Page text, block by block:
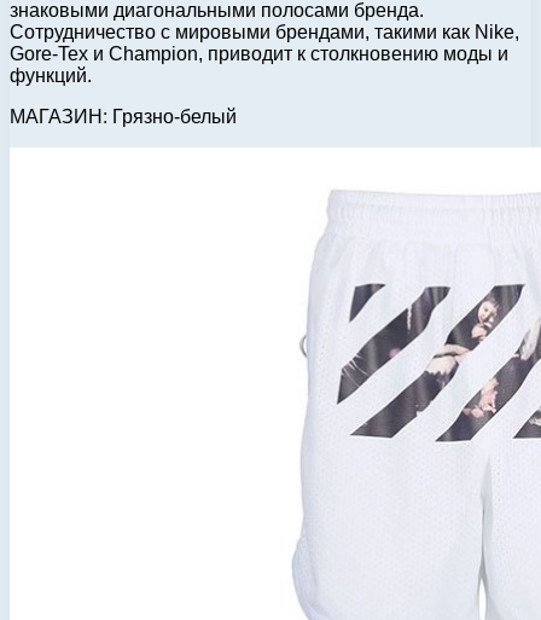
знаковыми диагональными полосами бренда.
Сотрудничество с мировыми брендами, такими как Nike,
Gore-Tex и Champion, приводит к столкновению моды и
функций.
МАГАЗИН: Грязно-белый